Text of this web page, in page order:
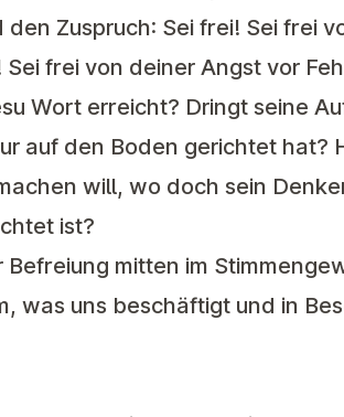
Zuspruch: Sei frei! Sei frei
frei von deiner Angst vor
Wort erreicht? Dringt seine
auf den Boden gerichtet hat?
will, wo doch sein
ist?
mitten im
was uns beschäftigt und in